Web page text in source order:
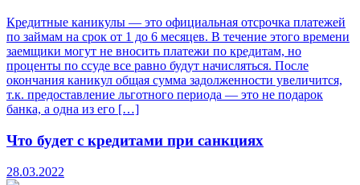
Кредитные каникулы — это официальная отсрочка платежей
по займам на срок от 1 до 6 месяцев. В течение этого времени
заемщики могут не вносить платежи по кредитам, но
проценты по ссуде все равно будут начисляться. После
окончания каникул общая сумма задолженности увеличится,
т.к. предоставление льготного периода — это не подарок
банка, а одна из его […]
Что будет с кредитами при санкциях
28.03.2022